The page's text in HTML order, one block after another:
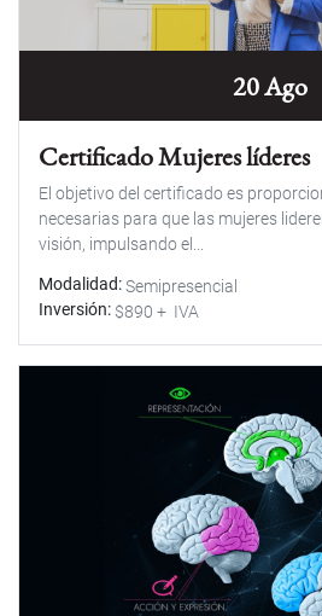
20 Ago
Certificado Mujeres líderes
El objetivo del certificado es
necesarias para que las mujeres
visión, impulsando el...
Modalidad Semipresencial
Inversión $890 + IVA